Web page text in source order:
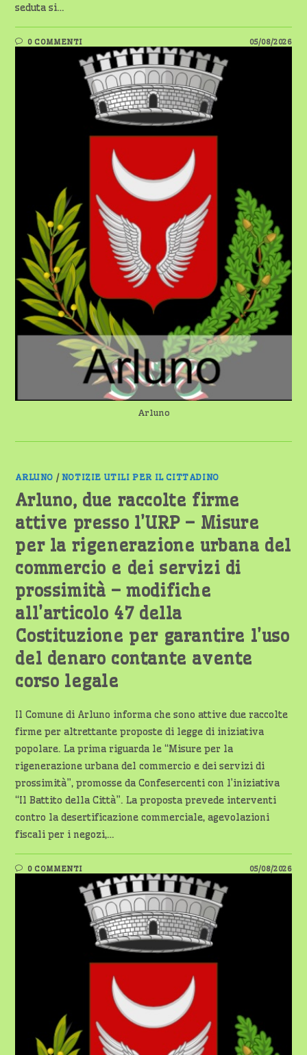
seduta si…
0 COMMENTI 05/08/2026
Arluno
ARLUNO / NOTIZIE UTILI PER IL CITTADINO
Arluno, due raccolte firme
attive presso l’URP – Misure
per la rigenerazione urbana del
commercio e dei servizi di
prossimità – modifiche
all’articolo 47 della
Costituzione per garantire l’uso
del denaro contante avente
corso legale
Il Comune di Arluno informa che sono attive due raccolte
firme per altrettante proposte di legge di iniziativa
popolare. La prima riguarda le “Misure per la
rigenerazione urbana del commercio e dei servizi di
prossimità”, promosse da Confesercenti con l’iniziativa
“Il Battito della Città”. La proposta prevede interventi
contro la desertificazione commerciale, agevolazioni
fiscali per i negozi,…
0 COMMENTI 05/08/2026